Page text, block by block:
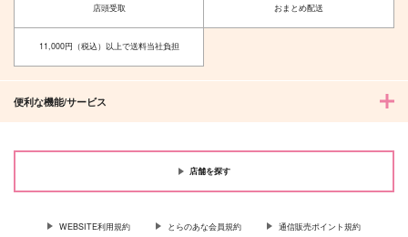
店頭受取 おまとめ配送
11,000円（税込）以上で送料当社負担
便利な機能/サービス
店舗を探す
WEBSITE利用規約 とらのあな会員規約 通信販売ポイント規約